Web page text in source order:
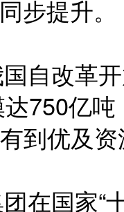
步提升。
自改革
750亿
到优及
在国家“